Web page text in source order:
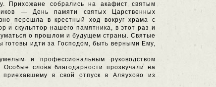
Прихожане собрались на акафист святым
— День памяти святых Царственных
перешла в крестный ход вокруг храма с
скульптор нашего памятника, в этот раз и
о прошлом и будущем страны. Святые
готовы идти за Господом, быть верными Ему,
и профессиональным руководством
слова благодарности прозвучали на
в свой отпуск в Аляухово из